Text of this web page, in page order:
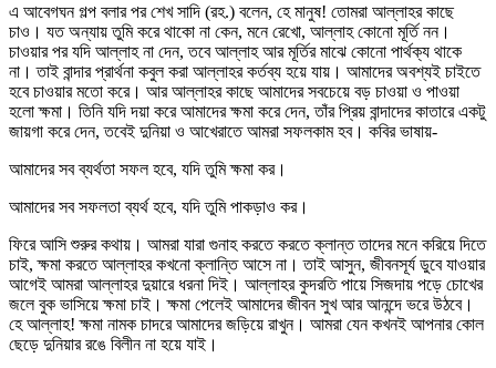
এ আবেগঘন গল্প বলার পর শেখ সাদি (রহ.) বলেন, হে মানুষ! তোমরা আল্লাহর কাছে
চাও। যত অন্যায় তুমি করে থাকো না কেন, মনে রেখো, আল্লাহ কোনো মূর্তি নন।
চাওয়ার পর যদি আল্লাহ না দেন, তবে আল্লাহ আর মূর্তির মাঝে কোনো পার্থক্য থাকে
না। তাই বান্দার প্রার্থনা কবুল করা আল্লাহর কর্তব্য হয়ে যায়। আমাদের অবশ্যই চাইতে
হবে চাওয়ার মতো করে। আর আল্লাহর কাছে আমাদের সবচেয়ে বড় চাওয়া ও পাওয়া
হলো ক্ষমা। তিনি যদি দয়া করে আমাদের ক্ষমা করে দেন, তাঁর প্রিয় বান্দাদের কাতারে একটু
জায়গা করে দেন, তবেই দুনিয়া ও আখেরাতে আমরা সফলকাম হব। কবির ভাষায়-
আমাদের সব ব্যর্থতা সফল হবে, যদি তুমি ক্ষমা কর।
আমাদের সব সফলতা ব্যর্থ হবে, যদি তুমি পাকড়াও কর।
ফিরে আসি শুরুর কথায়। আমরা যারা গুনাহ করতে করতে ক্লান্ত তাদের মনে করিয়ে দিতে
চাই, ক্ষমা করতে আল্লাহর কখনো ক্লান্তি আসে না। তাই আসুন, জীবনসূর্য ডুবে যাওয়ার
আগেই আমরা আল্লাহর দুয়ারে ধরনা দিই। আল্লাহর কুদরতি পায়ে সিজদায় পড়ে চোখের
জলে বুক ভাসিয়ে ক্ষমা চাই। ক্ষমা পেলেই আমাদের জীবন সুখ আর আনন্দে ভরে উঠবে।
হে আল্লাহ! ক্ষমা নামক চাদরে আমাদের জড়িয়ে রাখুন। আমরা যেন কখনই আপনার কোল
ছেড়ে দুনিয়ার রঙে বিলীন না হয়ে যাই।